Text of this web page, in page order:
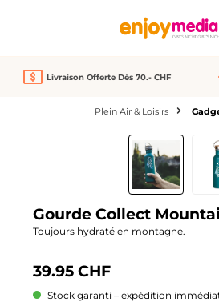
Livraison Offerte Dès 70.- CHF
Plein Air & Loisirs
Ignorer la galerie d'images
Gourde Collect
Toujours hydraté en montagne.
39.95 CHF
Stock garanti – expédition